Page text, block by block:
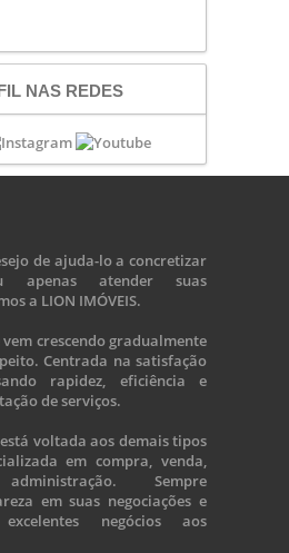
NAS REDES
de ajuda-lo a concretizar
apenas atender suas
a LION IMÓVEIS.
crescendo gradualmente
Centrada na satisfação
rapidez, eficiência e
de serviços.
voltada aos demais tipos
em compra, venda,
Sempre
em suas negociações e
excelentes negócios aos